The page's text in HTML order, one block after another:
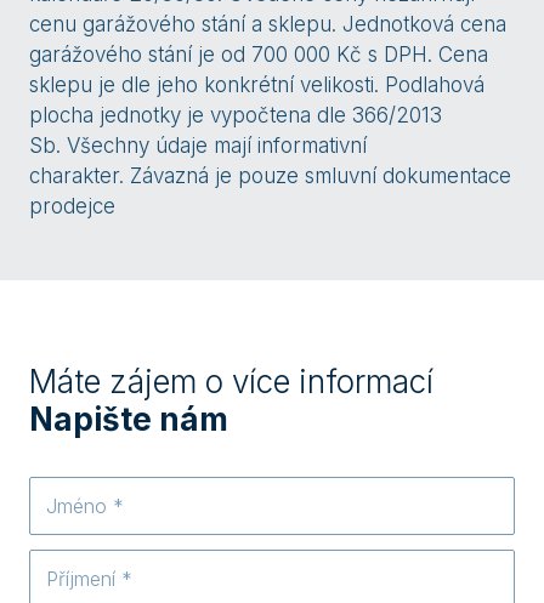
cenu garážového stání a sklepu. Jednotková cena
garážového stání je od 700 000 Kč s DPH. Cena
sklepu je dle jeho konkrétní velikosti. Podlahová
plocha jednotky je vypočtena dle 366/2013
Sb. Všechny údaje mají informativní
charakter. Závazná je pouze smluvní dokumentace
prodejce
Máte zájem o více informací
Napište nám